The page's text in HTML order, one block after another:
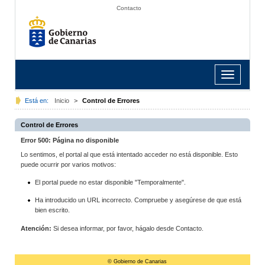
Contacto
Toggle
navigation
Está en: Inicio > Control de Errores
Control de Errores
Error 500: Página no disponible
Lo sentimos, el portal al que está intentado acceder no está disponible. Esto
puede ocurrir por varios motivos:
El portal puede no estar disponible "Temporalmente".
Ha introducido un URL incorrecto. Compruebe y asegúrese de que está
bien escrito.
Atención: Si desea informar, por favor, hágalo desde Contacto.
© Gobierno de Canarias